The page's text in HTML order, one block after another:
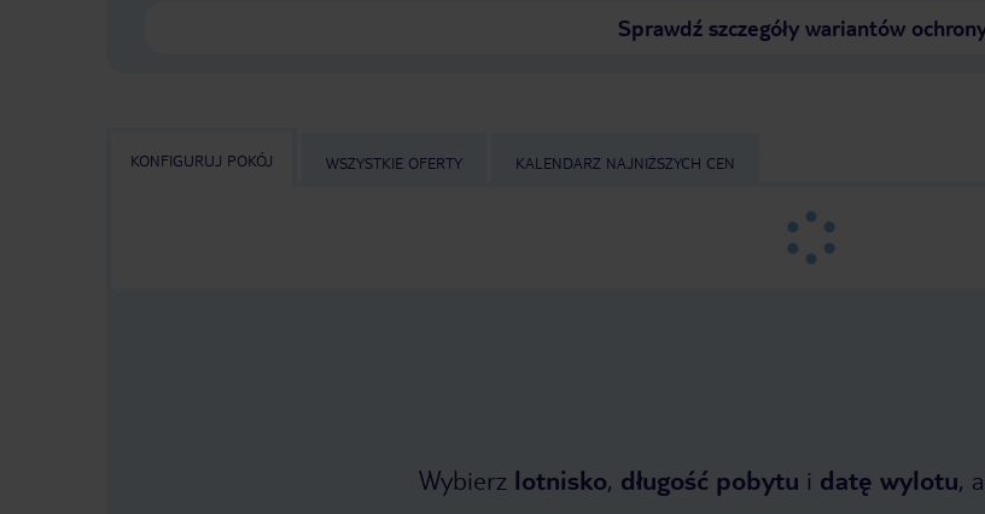
Sprawdź szczegóły wariantów
KONFIGURUJ POKÓJ WSZYSTKIE OFERTY KALENDARZ NAJNIŻSZYCH CEN
Wybierz lotnisko, długość pobytu i datę wylotu,